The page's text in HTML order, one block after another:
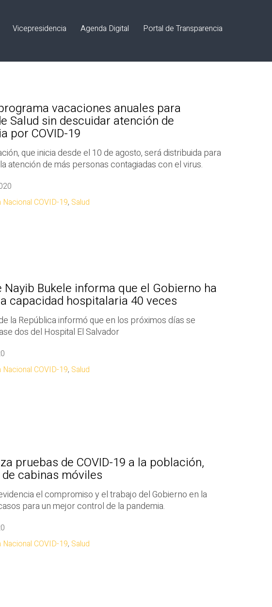
Vicepresidencia Agenda Digital Portal de Transparencia
vacaciones anuales para
Salud sin descuidar atención de
por COVID-19
que inicia desde el 10 de agosto, será distribuida para
atención de más personas contagiadas con el virus.
COVID-19, Salud
Nayib Bukele informa que el Gobierno ha
capacidad hospitalaria 40 veces
la República informó que en los próximos días se
dos del Hospital El Salvador
COVID-19, Salud
pruebas de COVID-19 a la población,
cabinas móviles
el compromiso y el trabajo del Gobierno en la
para un mejor control de la pandemia.
COVID-19, Salud